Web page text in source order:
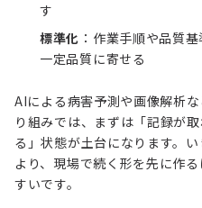
す
標準化 ：作業手順や品質
一定品質に寄せる
AIによる病害予測や画像解析
り組みでは、まずは「記録が
る」状態が土台になります。
より、現場で続く形を先に作
すいです。